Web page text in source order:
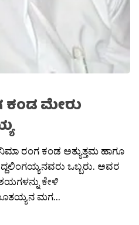
ಕಂಡ ಮೇರು
ರಂಗ ಕಂಡ ಅತ್ಯುತ್ತಮ ಹಾಗೂ
ಒಬ್ಬರು. ಅವರ
ಕೇಳಿ
ಮಗ...